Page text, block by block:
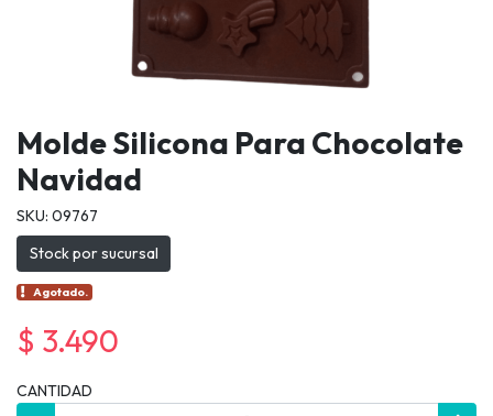
Molde Silicona Para Chocolate
Navidad
SKU: 09767
Stock por sucursal
Agotado.
$ 3.490
CANTIDAD